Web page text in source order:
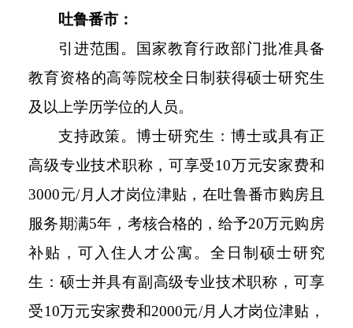
吐鲁番市：
引进范围。国家教育行政部门批准具备
教育资格的高等院校全日制获得硕士研究生
及以上学历学位的人员。
支持政策。博士研究生：博士或具有正
高级专业技术职称，可享受10万元安家费和
3000元/月人才岗位津贴，在吐鲁番市购房且
服务期满5年，考核合格的，给予20万元购房
补贴，可入住人才公寓。全日制硕士研究
生：硕士并具有副高级专业技术职称，可享
受10万元安家费和2000元/月人才岗位津贴，